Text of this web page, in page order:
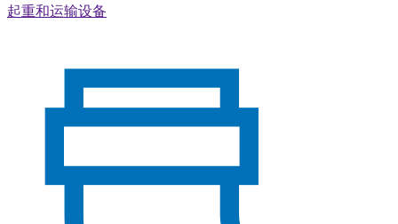
起重和运输设备